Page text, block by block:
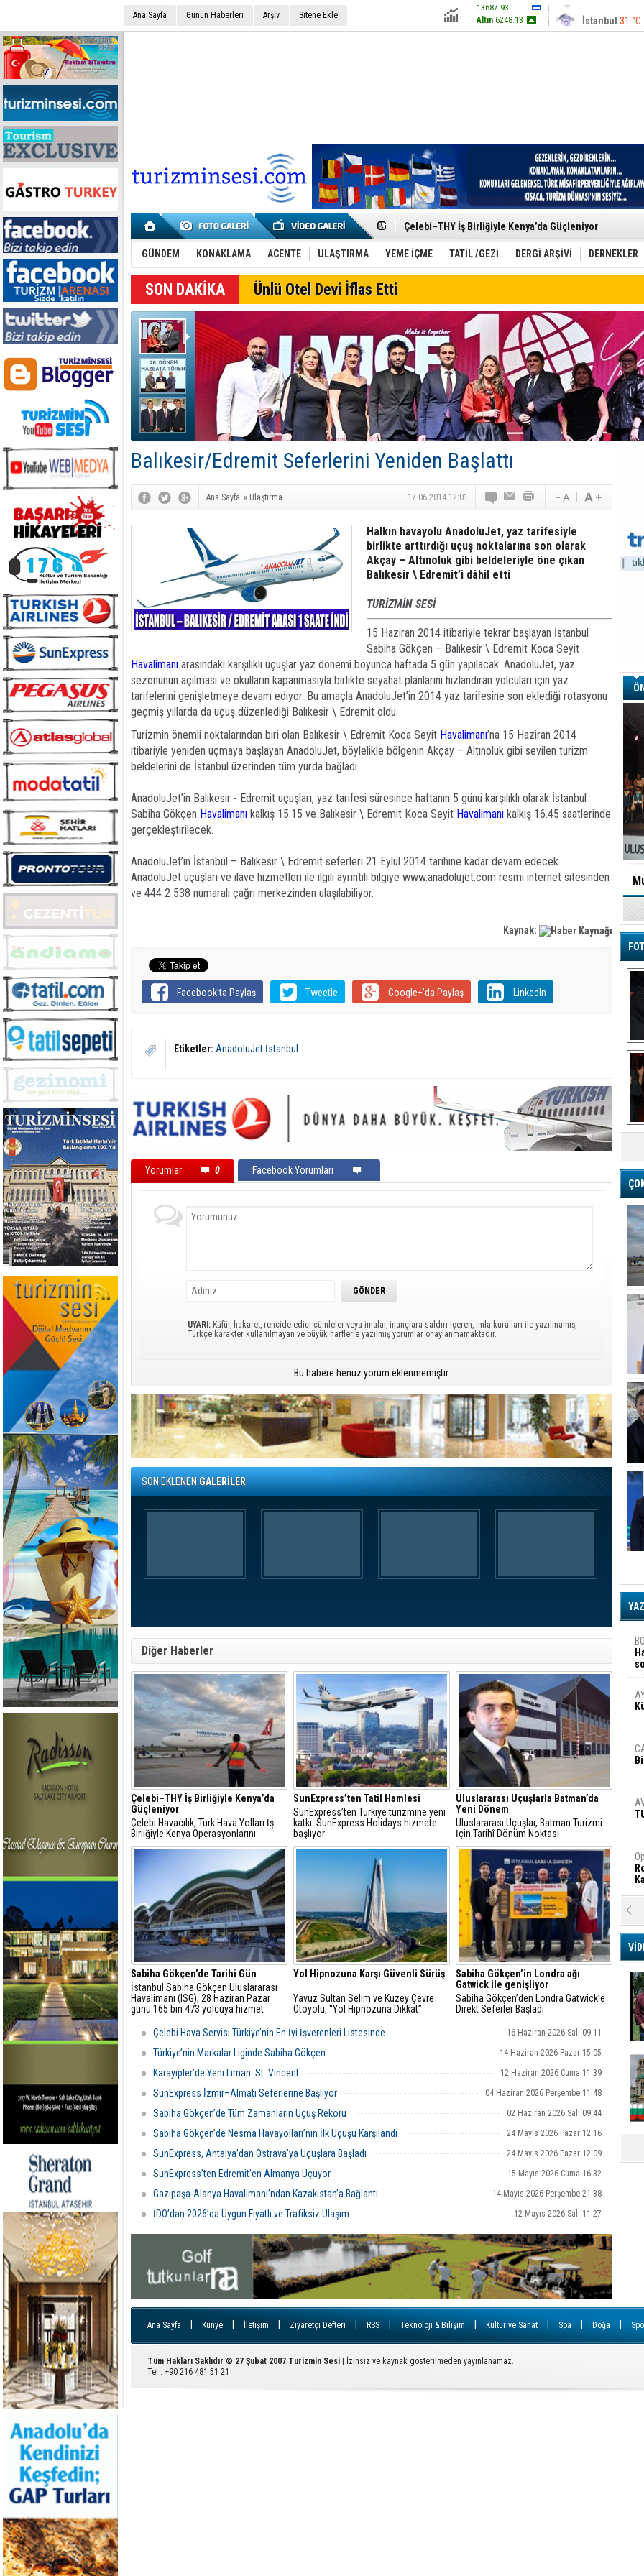
Ana Sayfa Günün Haberleri Arşiv Sitene Ekle
13687.93
Altın
6248.13 İstanbul 31 °C
Etkinlik sektörünün Çatı Kuruluşlardan İstanbul Zirvesi
Turizm Yatırımlarında Gerçek Risk: Plansızlık
Çelebi–THY İş Birliğiyle Kenya’da Güçleniyor
Global Yatırım Holding,%38 Artış: Net Kâr 46,5 Milyon
Yabancı Dijital Platformlara Ayrıcalık Yasası
Tatilsepeti’nden Villa Tatili Modeli
Jolly ile Mezopotamya’ya Yolculuk!
LÖSEV Yaz Okulu’nda Şifa ve Neşe
Turizm geliri ilk 6 ayda 25,7 milyar dolar oldu
Canovate’den Yeni Nesil Veri Merkezleri
Türk MICE Sektörüne Yeni Fırsatlar
TAV Havalimanları’ndan Yılın İlk Yarısında Rekor
SunExpress’ten Tatil Hamlesi
NG Grup, Domaniç’in Potansiyelini Vurguladı
GÜNDEM KONAKLAMA ACENTE ULAŞTIRMA YEME İÇME TATİL /GEZİ DERGİ ARŞİVİ DERNEKLER
SON DAKİKA Ünlü Otel Devi İflas Etti
Balıkesir/Edremit Seferlerini Yeniden Başlattı
Ana Sayfa » Ulaştırma 17.06.2014 12:01
Halkın havayolu AnadoluJet, yaz tarifesiyle
birlikte arttırdığı uçuş noktalarına son olarak
Akçay – Altınoluk gibi beldeleriyle öne çıkan
Balıkesir \ Edremit’i dâhil etti
TURİZMİN SESİ
15 Haziran 2014 itibariyle tekrar başlayan İstanbul
Sabiha Gökçen – Balıkesir \ Edremit Koca Seyit
Havalimanı arasındaki karşılıklı uçuşlar yaz dönemi boyunca haftada 5 gün yapılacak. AnadoluJet, yaz
sezonunun açılması ve okulların kapanmasıyla birlikte seyahat planlarını hızlandıran yolcuları için yaz
tarifelerini genişletmeye devam ediyor. Bu amaçla AnadoluJet’in 2014 yaz tarifesine son eklediği rotasyonu
geçmiş yıllarda da uçuş düzenlediği Balıkesir \ Edremit oldu.
Turizmin önemli noktalarından biri olan Balıkesir \ Edremit Koca Seyit Havalimanı’na 15 Haziran 2014
itibariyle yeniden uçmaya başlayan AnadoluJet, böylelikle bölgenin Akçay – Altınoluk gibi sevilen turizm
beldelerini de İstanbul üzerinden tüm yurda bağladı.
AnadoluJet’in Balıkesir - Edremit uçuşları, yaz tarifesi süresince haftanın 5 günü karşılıklı olarak İstanbul
Sabiha Gökçen Havalimanı kalkış 15.15 ve Balıkesir \ Edremit Koca Seyit Havalimanı kalkış 16.45 saatlerinde
gerçekleştirilecek.
AnadoluJet’in İstanbul – Balıkesir \ Edremit seferleri 21 Eylül 2014 tarihine kadar devam edecek.
AnadoluJet uçuşları ve ilave hizmetleri ile ilgili ayrıntılı bilgiye www.anadolujet.com resmi internet sitesinden
ve 444 2 538 numaralı çağrı merkezinden ulaşılabiliyor.
Kaynak:
Facebook'ta Paylaş Tweetle Google+'da Paylaş LinkedIn
Etiketler: AnadoluJet İstanbul
Yorumlar 0 Facebook Yorumları
UYARI: Küfür, hakaret, rencide edici cümleler veya imalar, inançlara saldırı içeren, imla kuralları ile yazılmamış,
Türkçe karakter kullanılmayan ve büyük harflerle yazılmış yorumlar onaylanmamaktadır.
Bu habere henüz yorum eklenmemiştir.
SON EKLENENGALERİLER
Diğer Haberler
Çelebi–THY İş Birliğiyle Kenya’da
Güçleniyor
Çelebi Havacılık, Türk Hava Yolları İş
Birliğiyle Kenya Operasyonlarını
Güçlendiriyor
SunExpress’ten Tatil Hamlesi
SunExpress’ten Türkiye turizmine yeni
katkı: SunExpress Holidays hizmete
başlıyor
Uluslararası Uçuşlarla Batman’da
Yeni Dönem
Uluslararası Uçuşlar, Batman Turizmi
İçin Tarihî Dönüm Noktası
Sabiha Gökçen’de Tarihi Gün
İstanbul Sabiha Gökçen Uluslararası
Havalimanı (ISG), 28 Haziran Pazar
günü 165 bin 473 yolcuya hizmet
günlük yolcu rekorunu kırdı
Yol Hipnozuna Karşı Güvenli Sürüş
Yavuz Sultan Selim ve Kuzey Çevre
Otoyolu, “Yol Hipnozuna Dikkat”
Sabiha Gökçen’in Londra ağı
Gatwick ile genişliyor
Sabiha Gökçen’den Londra Gatwick’e
Direkt Seferler Başladı
Çelebi Hava Servisi Türkiye’nin En İyi İşverenleri Listesinde 16 Haziran 2026 Salı 09:11
Türkiye’nin Markalar Liginde Sabiha Gökçen 14 Haziran 2026 Pazar 15:05
Karayipler’de Yeni Liman: St. Vincent 12 Haziran 2026 Cuma 11:39
SunExpress İzmir–Almatı Seferlerine Başlıyor 04 Haziran 2026 Perşembe 11:48
Sabiha Gökçen’de Tüm Zamanların Uçuş Rekoru 02 Haziran 2026 Salı 09:44
Sabiha Gökçen’de Nesma Havayolları’nın İlk Uçuşu Karşılandı 24 Mayıs 2026 Pazar 12:16
SunExpress, Antalya’dan Ostrava’ya Uçuşlara Başladı 24 Mayıs 2026 Pazar 12:09
SunExpress’ten Edremit’en Almanya Uçuyor 15 Mayıs 2026 Cuma 16:32
Gazipaşa-Alanya Havalimanı’ndan Kazakistan’a Bağlantı 14 Mayıs 2026 Perşembe 21:38
İDO’dan 2026’da Uygun Fiyatlı ve Trafiksiz Ulaşım 12 Mayıs 2026 Salı 11:27
Ana Sayfa Künye İletişim Ziyaretçi Defteri RSS Teknoloji & Bilişim Kültür ve Sanat Spa Doğa
Tüm Hakları Saklıdır © 27 Şubat 2007 Turizmin Sesi | İzinsiz ve kaynak gösterilmeden yayınlanamaz.
Tel : +90 216 481 51 21